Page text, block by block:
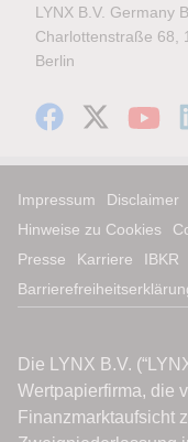
LYNX B.V. Germany
Charlottenstraße 68,
Berlin
Impressum Disclaimer
Hinweise zu Cookies
Presse
Karriere IBKR